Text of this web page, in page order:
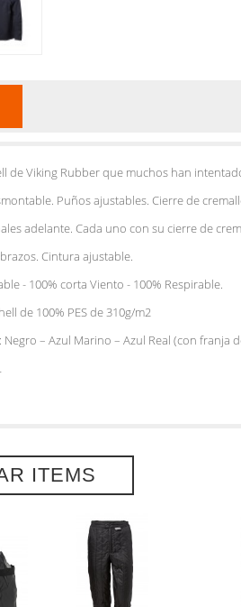
de Viking Rubber que muchos han
Puños ajustables. Cierre de
adelante. Cada uno con su cierre de
Cintura ajustable.
- 100% corta Viento - 100% Respirable.
de 100% PES de 310g/m2
– Azul Marino – Azul Real (con franja
ITEMS